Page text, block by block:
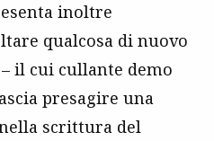
inoltre
qualcosa di nuovo
– il cui cullante demo
presagire una
scrittura del